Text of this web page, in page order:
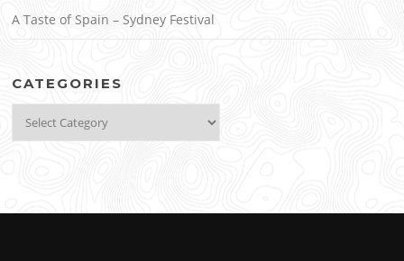
A Taste of Spain – Sydney Festival
CATEGORIES